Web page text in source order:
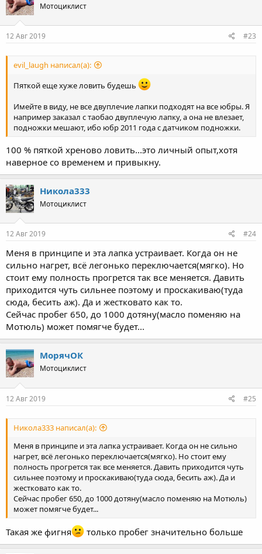
Мотоциклист
12 Авг 2019 #23
evil_laugh написал(а):
Пяткой еще хуже ловить будешь
Имейте в виду, не все двуплечие лапки подходят на все юбры. Я
например заказал с таобао двуплечую лапку, а она не влезает,
подножки мешают, ибо юбр 2011 года с датчиком подножки.
100 % пяткой хреново ловить...это личный опыт,хотя
наверное со временем и привыкну.
Никола333
Мотоциклист
12 Авг 2019 #24
Меня в принципе и эта лапка устраивает. Когда он не
сильно нагрет, всё легонько переключается(мягко). Но
стоит ему полность прогрется так все меняется. Давить
приходится чуть сильнее поэтому и проскакиваю(туда
сюда, бесить аж). Да и жестковато как то.
Сейчас пробег 650, до 1000 дотяну(масло поменяю на
Мотюль) может помягче будет...
МорячОК
Мотоциклист
12 Авг 2019 #25
Никола333 написал(а):
Меня в принципе и эта лапка устраивает. Когда он не сильно
нагрет, всё легонько переключается(мягко). Но стоит ему
полность прогрется так все меняется. Давить приходится чуть
сильнее поэтому и проскакиваю(туда сюда, бесить аж). Да и
жестковато как то.
Сейчас пробег 650, до 1000 дотяну(масло поменяю на Мотюль)
может помягче будет...
Такая же фигня только пробег значительно больше